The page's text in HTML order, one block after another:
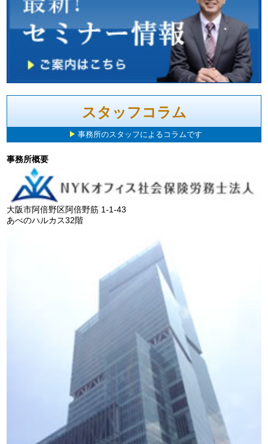
スタッフコラム
事務所のスタッフによるコラムです
事務所概要
大阪市阿倍野区阿倍野筋 1-1-43
あべのハルカス32階